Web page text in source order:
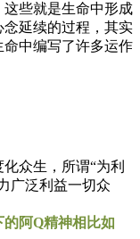
些就是生命中形成
延续的过程，其实
中编写了许多运作
众生，所谓“为利
广泛利益一切众
阿Q精神相比如